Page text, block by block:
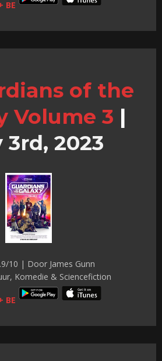
of the
Volume 3 |
3rd, 2023
10 | Door James Gunn
Komedie & Sciencefiction